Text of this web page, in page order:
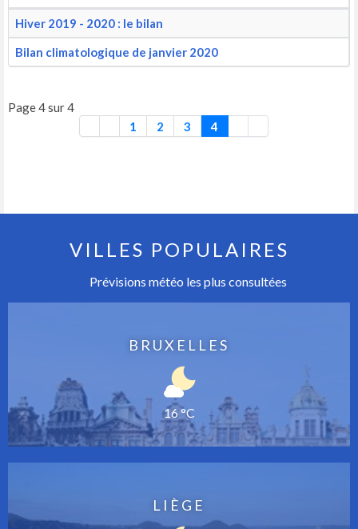
Hiver 2019 - 2020 : le bilan
Bilan climatologique de janvier 2020
Page 4 sur 4
1
2 3 4
VILLES POPULAIRES
Prévisions météo les plus consultées
BRUXELLES
16 °C
LIÈGE